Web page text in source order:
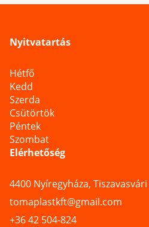
Nyitvatartás
Hétfő
Kedd
Szerda
Csütörtök
Péntek
Szombat
Elérhetőség
4400 Nyíregyháza,
tomaplastkft@gmail.com
+36 42 504-824